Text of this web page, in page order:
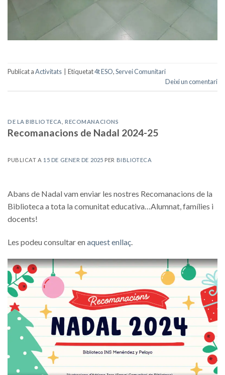
Publicat aActivitats Etiquetat4t ESO,Servei Comunitari
Deixi un comentari
DE LA BIBLIOTECA ,RECOMANACIONS
Recomanacions de Nadal 2024-25
PUBLICAT A 15 DE GENER DE 2025 PER BIBLIOTECA
Abans de Nadal vam enviar les nostres Recomanacions de la
Biblioteca a tota la comunitat educativa…Alumnat, famílies i
docents!
Les podeu consultar enaquest enllaç.